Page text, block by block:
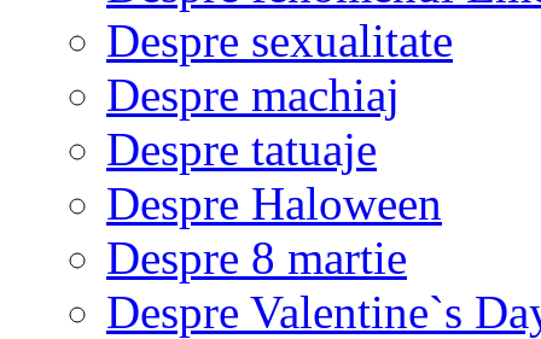
Despre sexualitate
Despre machiaj
Despre tatuaje
Despre Haloween
Despre 8 martie
Despre Valentine`s